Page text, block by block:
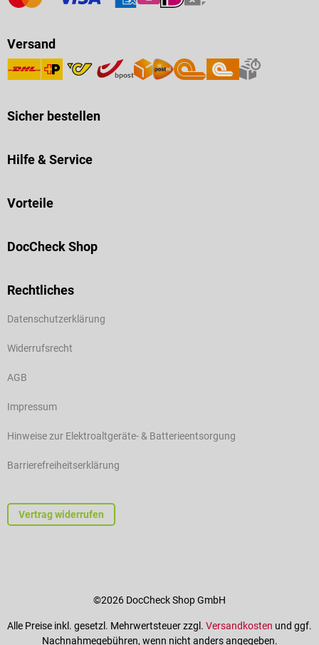
Versand
Sicher bestellen
Hilfe & Service
Vorteile
DocCheck Shop
Rechtliches
Datenschutzerklärung
Widerrufsrecht
AGB
Impressum
Hinweise zur Elektroaltgeräte- & Batterieentsorgung
Barrierefreiheitserklärung
Vertrag widerrufen
©2026 DocCheck Shop GmbH
Alle Preise inkl. gesetzl. Mehrwertsteuer zzgl. Versandkosten und ggf.
Nachnahmegebühren, wenn nicht anders angegeben.